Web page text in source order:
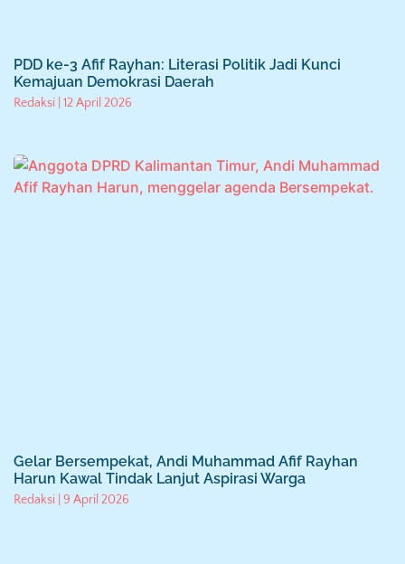
PDD ke-3 Afif Rayhan: Literasi Politik Jadi Kunci
Kemajuan Demokrasi Daerah
Redaksi 12 April 2026
Gelar Bersempekat, Andi Muhammad Afif Rayhan
Harun Kawal Tindak Lanjut Aspirasi Warga
Redaksi 9 April 2026